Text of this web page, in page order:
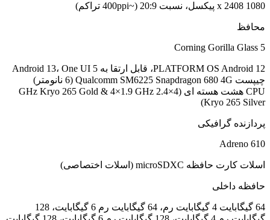
1080 x 2408 پیکسل، نسبت 20:9 (~400ppi تراکم)
محافظ
Corning Gorilla Glass 5
PLATFORM OS Android 12، قابل ارتقا به Android 13، One UI 5
چیپست Qualcomm SM6225 Snapdragon 680 4G (6 نانومتر)
CPU هشت هسته ای (4×2.4 GHz Kryo 265 Gold & 4×1.9 GHz
Kryo 265 Silver)
پردازنده گرافیکی
Adreno 610
اسلات کارت حافظه microSDXC (اسلات اختصاصی)
حافظه داخلی
64 گیگابایت 4 گیگابایت رم، 64 گیگابایت رم 6 گیگابایت، 128